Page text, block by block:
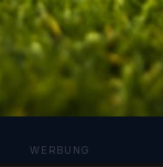
WERBUNG